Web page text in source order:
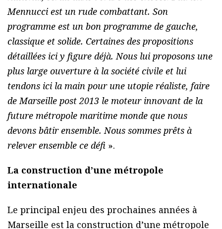
Mennucci est un rude combattant. Son
programme est un bon programme de gauche,
classique et solide. Certaines des propositions
détaillées ici y figure déjà. Nous lui proposons une
plus large ouverture à la société civile et lui
tendons ici la main pour une utopie réaliste, faire
de Marseille post 2013 le moteur innovant de la
future métropole maritime monde que nous
devons bâtir ensemble. Nous sommes prêts à
relever ensemble ce défi ».
La construction d’une métropole
internationale
Le principal enjeu des prochaines années à
Marseille est la construction d’une métropole